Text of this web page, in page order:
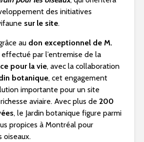
des initiatives
sur le site.
au don exceptionnel de M.
effectué par l’entremise de la
pour la vie, avec la collaboration
botanique, cet engagement
importante pour un site
aviaire. Avec plus de 200
, le Jardin botanique figure parmi
propices à Montréal pour
oiseaux.